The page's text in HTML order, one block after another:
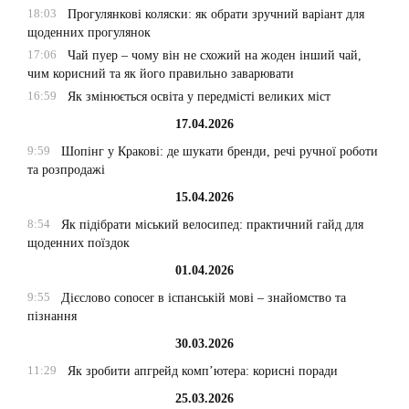
18:03
Прогулянкові коляски: як обрати зручний варіант для
щоденних прогулянок
17:06
Чай пуер – чому він не схожий на жоден інший чай,
чим корисний та як його правильно заварювати
16:59
Як змінюється освіта у передмісті великих міст
17.04.2026
9:59
Шопінг у Кракові: де шукати бренди, речі ручної роботи
та розпродажі
15.04.2026
8:54
Як підібрати міський велосипед: практичний гайд для
щоденних поїздок
01.04.2026
9:55
Дієслово conocer в іспанській мові – знайомство та
пізнання
30.03.2026
11:29
Як зробити апгрейд комп’ютера: корисні поради
25.03.2026